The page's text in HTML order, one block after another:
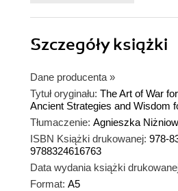
Szczegółyksiążki
Dane producenta »
Tytuł oryginału: The Art of War
Ancient Strategies and Wisdom
Tłumaczenie: Agnieszka
ISBN Książki drukowanej: 978-
9788324616763
Data wydania książki
Format: A5